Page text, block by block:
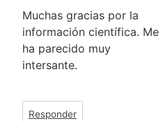
Muchas gracias por la
información científica. Me
ha parecido muy
intersante.
Responder